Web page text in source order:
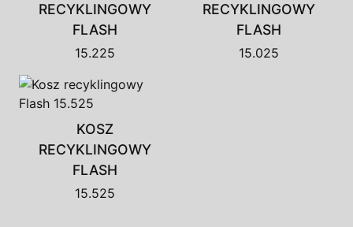
RECYKLINGOWY
FLASH
15.225
RECYKLINGOWY
FLASH
15.025
KOSZ
RECYKLINGOWY
FLASH
15.525